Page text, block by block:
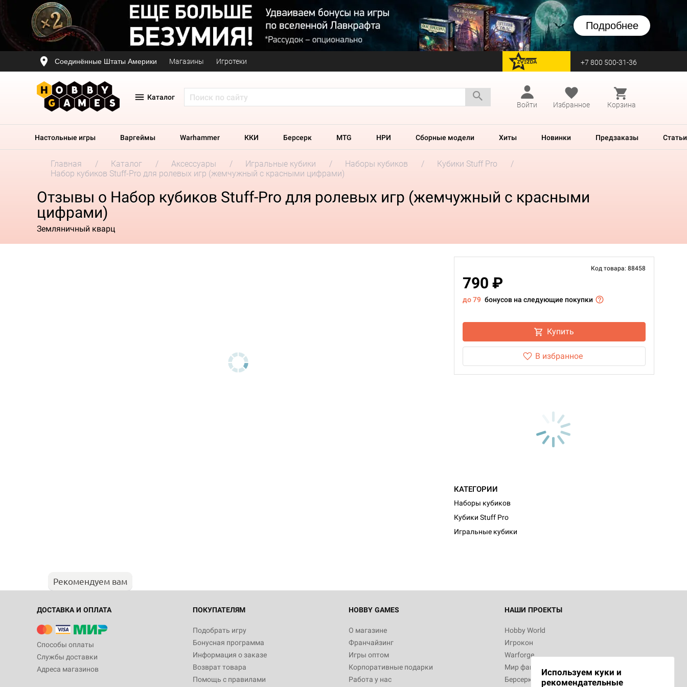
Подробнее
Соединённые Штаты Америки Магазины Игротеки перейти на Zvezda +7 800 500-31-36
Каталог
Войти
Избранное Корзина
Настольные игры Варгеймы Warhammer ККИ Берсерк MTG НРИ Сборные модели Хиты Новинки Предзаказы Статьи
Главная Каталог Аксессуары Игральные кубики Наборы кубиков
Кубики Stuff Pro
Набор кубиков Stuff-Pro для ролевых игр (жемчужный с красными цифрами)
Отзывы о Набор кубиков Stuff-Pro для ролевых игр (жемчужный с красными
цифрами)
Земляничный кварц
Код товара: 88458
790 ₽
до 79 бонусов на следующие покупки
Купить
В избранное
КАТЕГОРИИ
Наборы кубиков
Кубики Stuff Pro
Игральные кубики
Рекомендуем вам
ДОСТАВКА И ОПЛАТА
Способы оплаты
Службы доставки
Адреса магазинов
ПОКУПАТЕЛЯМ
Подобрать игру
Бонусная программа
Информация о заказе
Возврат товара
Помощь с правилами
HOBBY GAMES
О магазине
Франчайзинг
Игры оптом
Корпоративные подарки
Работа у нас
НАШИ ПРОЕКТЫ
Hobby World
Игрокон
Warforge
Мир фантастики
Берсерк
Используем куки и
рекомендательные